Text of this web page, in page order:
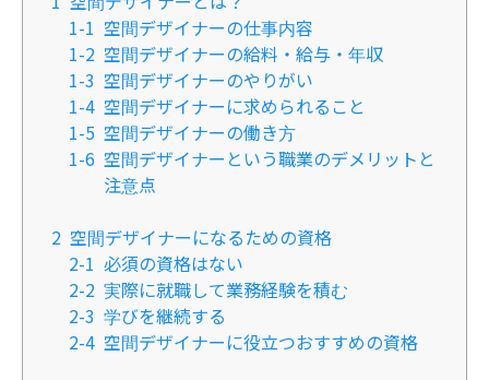
1-1 空間デザイナーの仕事内容
1-2 空間デザイナーの給料・給与・年収
1-3 空間デザイナーのやりがい
1-4 空間デザイナーに求められること
1-5 空間デザイナーの働き方
1-6 空間デザイナーという職業のデメリットと
注意点
2 空間デザイナーになるための資格
2-1 必須の資格はない
2-2 実際に就職して業務経験を積む
2-3 学びを継続する
2-4 空間デザイナーに役立つおすすめの資格